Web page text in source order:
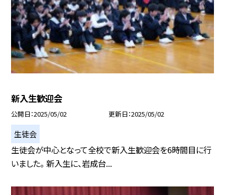
新入生歓迎会
公開日 2025/05/02 更新日 2025/05/02
生徒会
生徒会が中心となって全校で新入生歓迎会を6時間目に行
いました。 新入生に、岩成台...